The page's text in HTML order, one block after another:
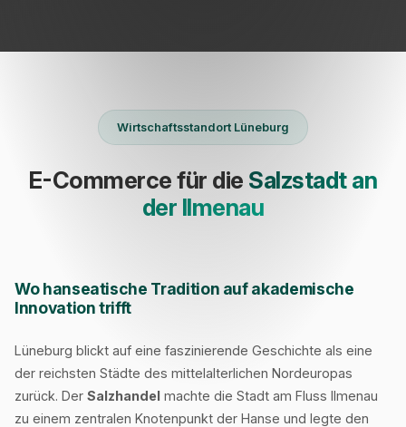
Wirtschaftsstandort Lüneburg
E-Commerce für die Salzstadt an
der Ilmenau
Wo hanseatische Tradition auf akademische
Innovation trifft
Lüneburg blickt auf eine faszinierende Geschichte als eine
der reichsten Städte des mittelalterlichen Nordeuropas
zurück. Der Salzhandel machte die Stadt am Fluss Ilmenau
zu einem zentralen Knotenpunkt der Hanse und legte den